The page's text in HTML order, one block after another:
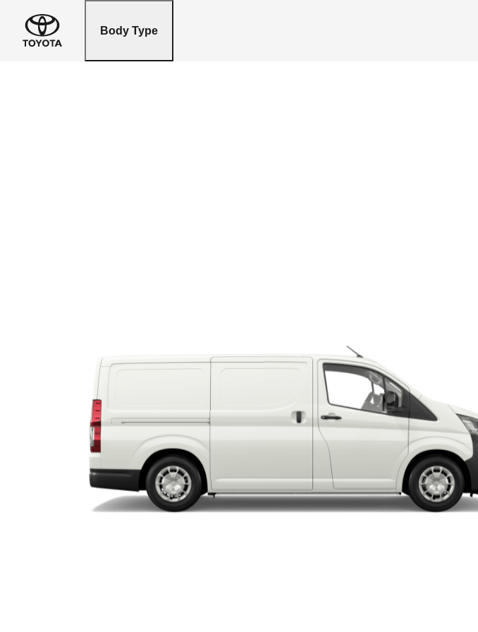
Body Type